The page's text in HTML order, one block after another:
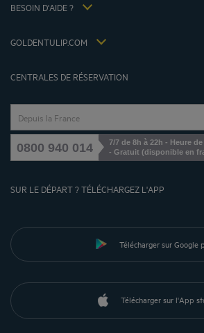
BESOIN D'AIDE ?
FAQ
GOLDENTULIP.COM
Louvre Hotels Group
Déclaration d'accessibilité
CENTRALES DE RÉSERVATION
Depuis la France
0800 940 014
7/7 de 8h à 22h - Heure
- Gratuit (disponible en
SUR LE DÉPART ? TÉLÉCHARGEZ L'APP
Télécharger sur Google
Télécharger sur l'App